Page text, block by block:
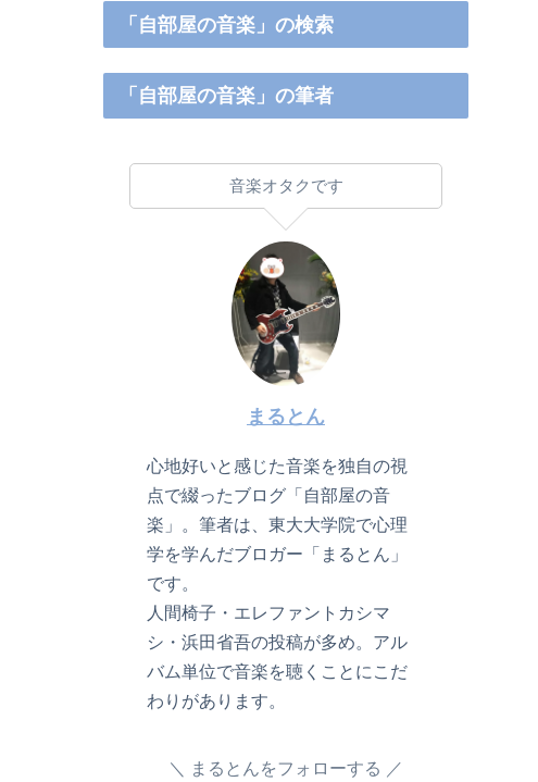
「自部屋の音楽」の検索
「自部屋の音楽」の筆者
音楽オタクです
まるとん
心地好いと感じた音楽を独自の視
点で綴ったブログ「自部屋の音
楽」。筆者は、東大大学院で心理
学を学んだブロガー「まるとん」
です。
人間椅子・エレファントカシマ
シ・浜田省吾の投稿が多め。アル
バム単位で音楽を聴くことにこだ
わりがあります。
まるとんをフォローする